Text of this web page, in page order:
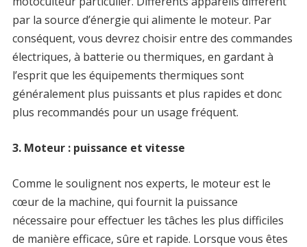
par la source d’énergie qui alimente le moteur. Par
conséquent, vous devrez choisir entre des commandes
électriques, à batterie ou thermiques, en gardant à
l’esprit que les équipements thermiques sont
généralement plus puissants et plus rapides et donc
plus recommandés pour un usage fréquent.
3. Moteur : puissance et vitesse
Comme le soulignent nos experts, le moteur est le
cœur de la machine, qui fournit la puissance
nécessaire pour effectuer les tâches les plus difficiles
de manière efficace, sûre et rapide. Lorsque vous êtes